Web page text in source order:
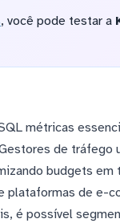
, você pode testar a
métricas
de tráfego
budgets
plataformas de e-
é possível